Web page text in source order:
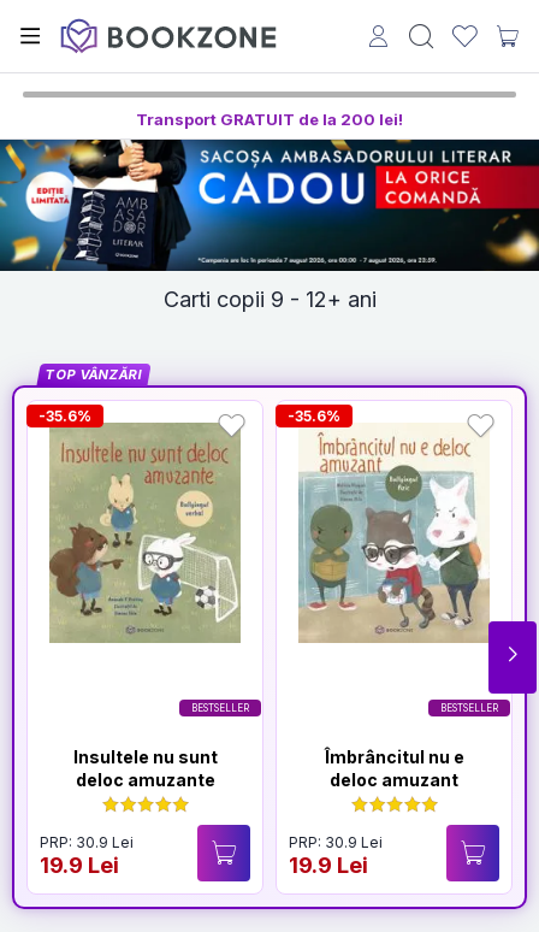
Transport GRATUIT de la 200 lei!
Carti copii 9 - 12+ ani
TOP VÂNZĂRI
BESTSELLER
-35.6%
Insultele nu sunt
deloc amuzante
PRP: 30.9 Lei
19.9 Lei
BESTSELLER
-35.6%
Îmbrâncitul nu e
deloc amuzant
PRP: 30.9 Lei
19.9 Lei